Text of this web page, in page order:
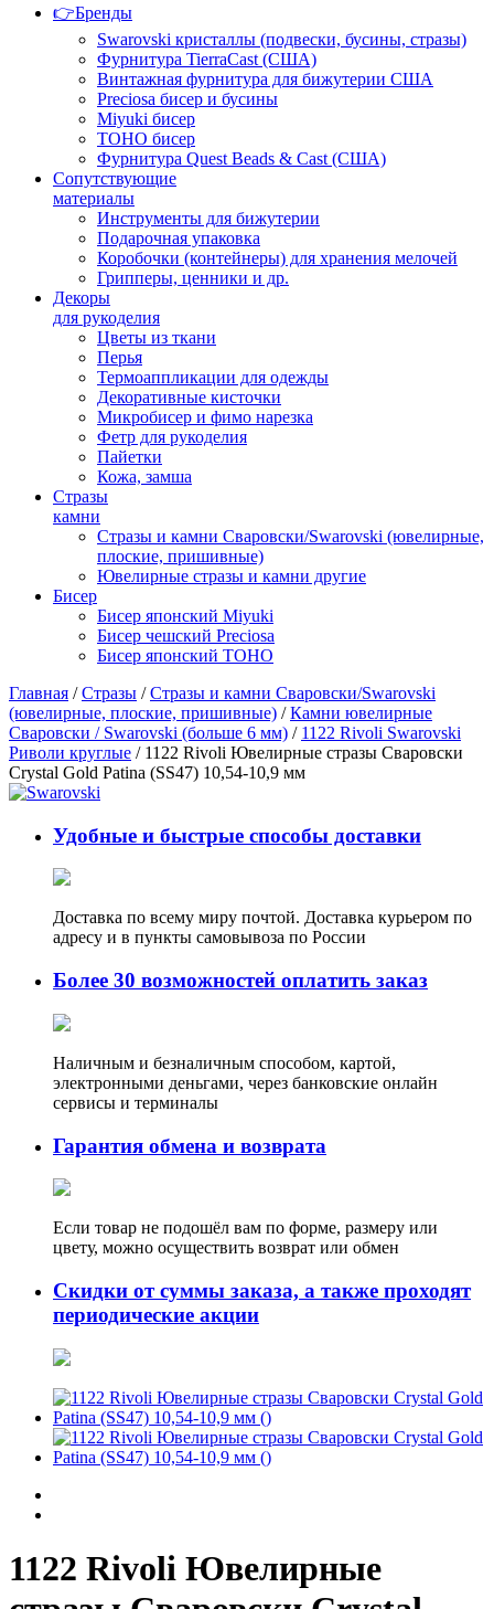
👉Бренды
Swarovski кристаллы (подвески, бусины, стразы)
Фурнитура TierraCast (США)
Винтажная фурнитура для бижутерии США
Preciosa бисер и бусины
Miyuki бисер
TOHO бисер
Фурнитура Quest Beads & Cast (США)
Сопутствующие
материалы
Инструменты для бижутерии
Подарочная упаковка
Коробочки (контейнеры) для хранения мелочей
Грипперы, ценники и др.
Декоры
для рукоделия
Цветы из ткани
Перья
Термоаппликации для одежды
Декоративные кисточки
Микробисер и фимо нарезка
Фетр для рукоделия
Пайетки
Кожа, замша
Стразы
камни
Стразы и камни Сваровски/Swarovski (ювелирные,
плоские, пришивные)
Ювелирные стразы и камни другие
Бисер
Бисер японский Miyuki
Бисер чешский Preciosa
Бисер японский TOHO
Главная /Стразы /Стразы и камни Сваровски/Swarovski
(ювелирные, плоские, пришивные) /Камни ювелирные
Сваровски / Swarovski (больше 6 мм) / 1122 Rivoli Swarovski
Риволи круглые / 1122 Rivoli Ювелирные стразы Сваровски
Crystal Gold Patina (SS47) 10,54-10,9 мм
Удобные и быстрые способы доставки
Доставка по всему миру почтой. Доставка курьером по
адресу и в пункты самовывоза по России
Более 30 возможностей оплатить заказ
Наличным и безналичным способом, картой,
электронными деньгами, через банковские онлайн
сервисы и терминалы
Гарантия обмена и возврата
Если товар не подошёл вам по форме, размеру или
цвету, можно осуществить возврат или обмен
Скидки от суммы заказа, а также проходят
периодические акции
1122 Rivoli Ювелирные